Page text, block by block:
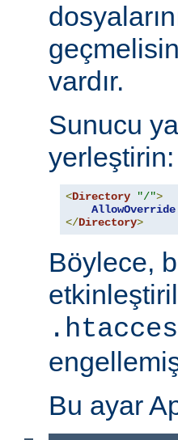
vardır.
Sunucu
yerleştirin:
<Directory "/">
AllowOverride
</Directory>
Böylece,
Bu ayar